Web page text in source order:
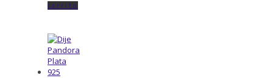
carrito